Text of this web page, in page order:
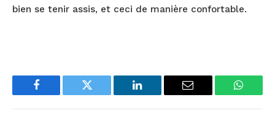
bien se tenir assis, et ceci de manière confortable.
Facebook Twitter LinkedIn Email